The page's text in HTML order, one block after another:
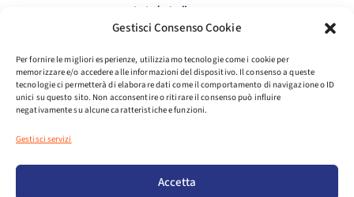
Gestisci Consenso Cookie
Per fornire le migliori esperienze, utilizziamo tecnologie come i cookie per
memorizzare e/o accedere alle informazioni del dispositivo. Il consenso a queste
tecnologie ci permetterà di elaborare dati come il comportamento di navigazione o ID
unici su questo sito. Non acconsentire o ritirare il consenso può influire
negativamente su alcune caratteristiche e funzioni.
Gestisci servizi
Accetta
tutelata”
I NOSTRI NUMERI